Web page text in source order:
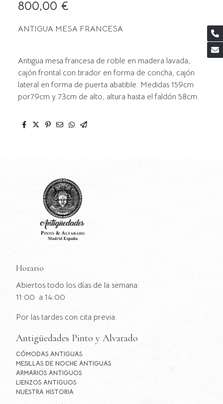
800,00 €
ANTIGUA MESA FRANCESA
Antigua mesa francesa de roble en madera lavada,
cajón frontal con tirador en forma de concha, cajón
lateral en forma de puerta abatible. Medidas 159cm
por79cm y 73cm de alto, altura hasta el faldón 58cm.
Horario
Abiertos todo los días de la semana:
11:00 a 14:00
Por las tardes con cita previa.
Antigüedades Pinto y Alvarado
CÓMODAS ANTIGUAS
MESILLAS DE NOCHE ANTIGUAS
ARMARIOS ANTIGUOS
LIENZOS ANTIGUOS
NUESTRA HISTORIA